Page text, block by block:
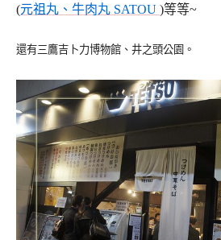
(元祖丸、牛肉丸 SATOU )等等~
還有三鷹吉卜力博物館、井之頭公園。